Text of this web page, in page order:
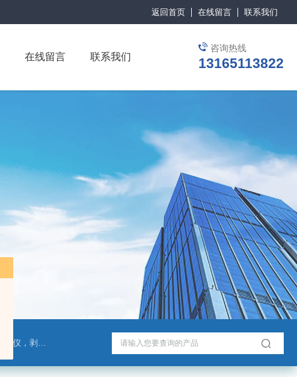
返回首页 在线留言 联系我们
咨询热线
13165113822
在线留言 联系我们
袋疲劳度测试仪